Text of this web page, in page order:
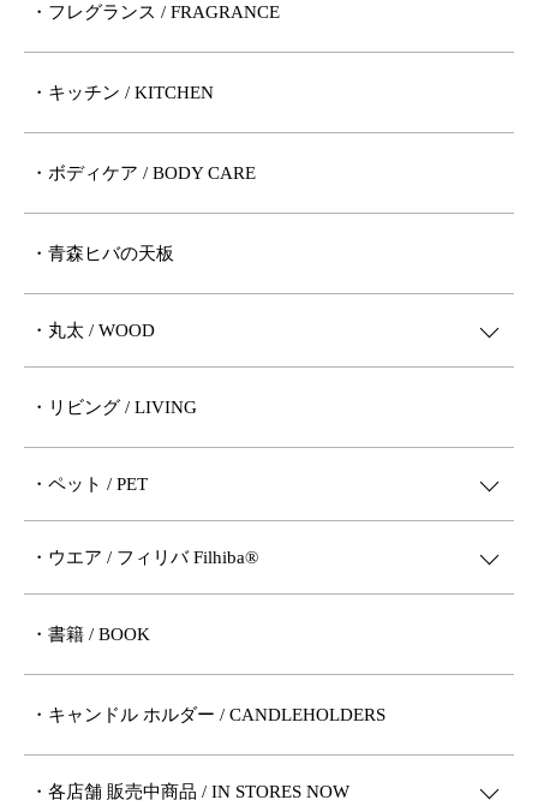
・フレグランス / FRAGRANCE
・キッチン / KITCHEN
・ボディケア / BODY CARE
・青森ヒバの天板
・丸太 / WOOD
・リビング / LIVING
・ペット / PET
・ウエア / フィリバ Filhiba®︎
・書籍 / BOOK
・キャンドル ホルダー / CANDLEHOLDERS
・各店舗 販売中商品 / IN STORES NOW